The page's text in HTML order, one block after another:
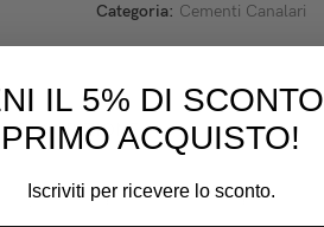
Categoria: Cementi Canalari
DESCRIZIONE
livello mondiale per la sua affidabilità
IL 5% DI
PRIMO ACQUISTO!
Iscriviti per ricevere lo sconto.